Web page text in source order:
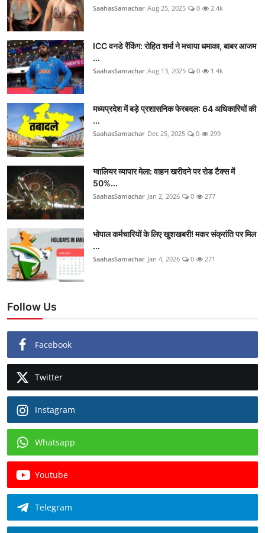
SaahasSamachar Aug 25, 2025 0 2.4k
ICC वनडे रैंकिंग: रोहित शर्मा ने मचाया धमाका, बाबर आजम
...
SaahasSamachar Aug 13, 2025 0 1.4k
मध्यप्रदेश में बड़े प्रशासनिक फेरबदल: 64 अधिकारियों की
...
SaahasSamachar Dec 25, 2025 0 299
ग्वालियर व्यापार मेला: वाहन खरीदने पर रोड टैक्स में
50%...
SaahasSamachar Jan 2, 2026 0 277
भोपाल कर्मचारियों के लिए खुशखबरी! मकर संक्रांति पर मिल
...
SaahasSamachar Jan 4, 2026 0 271
Follow Us
Facebook
Twitter
Instagram
Whatsapp
Youtube
Telegram